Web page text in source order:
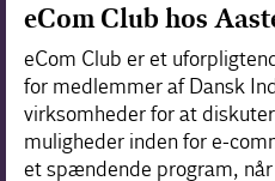
eCom Club hos
eCom Club er et
for medlemmer af Dansk
virksomheder for at
muligheder inden for e-
et spændende program,